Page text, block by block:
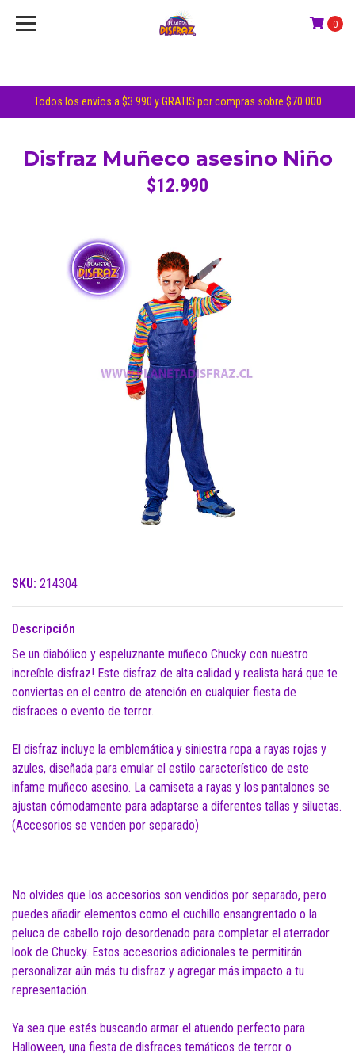
Todos los envíos a $3.990 y GRATIS por compras sobre $70.000
0
Disfraz Muñeco asesino Niño
$12.990
SKU: 214304
Descripción
Se un diabólico y espeluznante muñeco Chucky con nuestro
increíble disfraz! Este disfraz de alta calidad y realista hará que te
conviertas en el centro de atención en cualquier fiesta de
disfraces o evento de terror.
El disfraz incluye la emblemática y siniestra ropa a rayas rojas y
azules, diseñada para emular el estilo característico de este
infame muñeco asesino. La camiseta a rayas y los pantalones se
ajustan cómodamente para adaptarse a diferentes tallas y siluetas.
(Accesorios se venden por separado)
No olvides que los accesorios son vendidos por separado, pero
puedes añadir elementos como el cuchillo ensangrentado o la
peluca de cabello rojo desordenado para completar el aterrador
look de Chucky. Estos accesorios adicionales te permitirán
personalizar aún más tu disfraz y agregar más impacto a tu
representación.
Ya sea que estés buscando armar el atuendo perfecto para
Halloween, una fiesta de disfraces temáticos de terror o